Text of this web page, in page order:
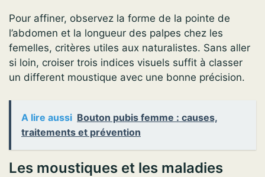
Pour affiner, observez la forme de la pointe de
l’abdomen et la longueur des palpes chez les
femelles, critères utiles aux naturalistes. Sans aller
si loin, croiser trois indices visuels suffit à classer
un different moustique avec une bonne précision.
A lire aussi Bouton pubis femme : causes,
traitements et prévention
Les moustiques et les maladies